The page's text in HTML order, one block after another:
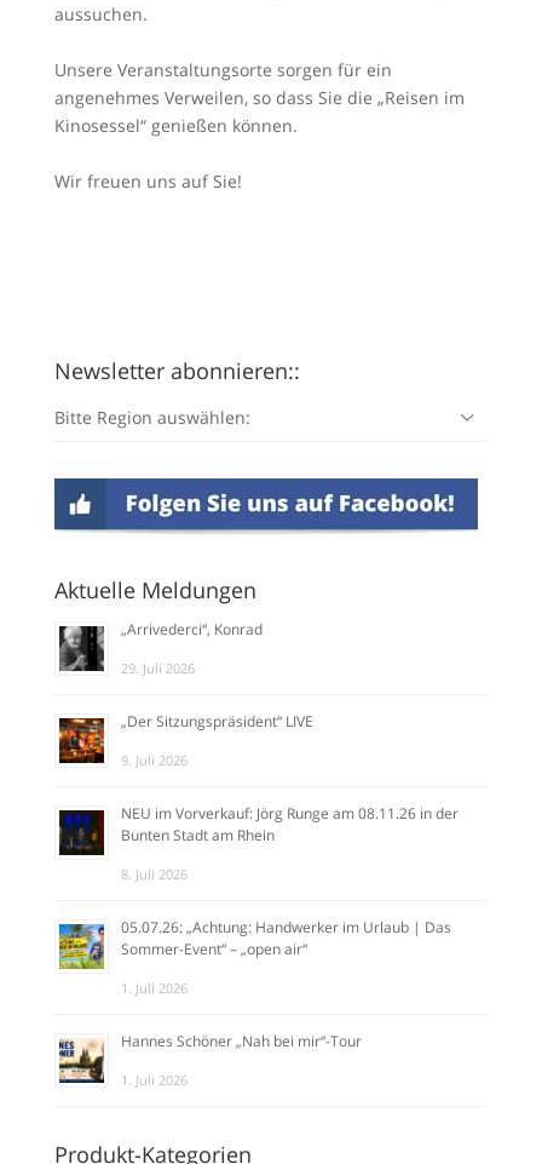
aussuchen.
Unsere Veranstaltungsorte sorgen für ein
angenehmes Verweilen, so dass Sie die „Reisen im
Kinosessel“ genießen können.
Wir freuen uns auf Sie!
Newsletter abonnieren::
Bitte Region auswählen:
Aktuelle Meldungen
„Arrivederci“, Konrad
29. Juli 2026
„Der Sitzungspräsident“ LIVE
9. Juli 2026
NEU im Vorverkauf: Jörg Runge am 08.11.26 in der
Bunten Stadt am Rhein
8. Juli 2026
05.07.26: „Achtung: Handwerker im Urlaub | Das
Sommer-Event“ – „open air“
1. Juli 2026
Hannes Schöner „Nah bei mir“-Tour
1. Juli 2026
Produkt-Kategorien